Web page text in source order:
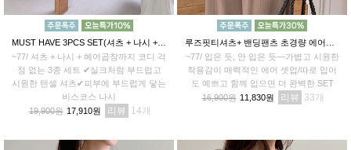
~77/ 셔츠 + 나시 + 헤어곱창까지 코디 걱
정 없는 3종 세트 ✔실크처럼 부드럽고
시원한 텐셀 셔츠✔피부에 부드럽게 닿는
비스코스 나시
19,900원 17,910원 리뷰 14
~77/ 입은 듯, 안 입은 듯—가볍고 시원한
착용감이 매력적인 에어 셋업/따로 입어
도 예쁘고 함께 입으면 더 완벽한 SET
16,900원 11,830원 리뷰 33